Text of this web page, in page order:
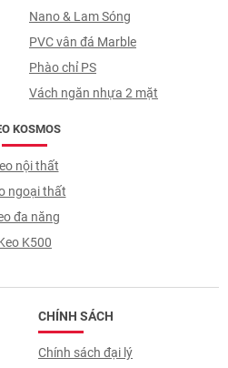
Nano & Lam Sóng
PVC vân đá Marble
Phào chỉ PS
Vách ngăn nhựa 2 mặt
KOSMOS
nội thất
ngoại thất
đa năng
K500
CHÍNH SÁCH
Chính sách đại lý